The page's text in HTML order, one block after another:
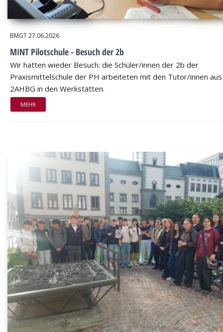
BMGT27.06.2026
MINT Pilotschule - Besuch der 2b
Wir hatten wieder Besuch: die Schüler/innen der 2b der
Praxismittelschule der PH arbeiteten mit den Tutor/innen
2AHBG in den Werkstätten.
MEHR